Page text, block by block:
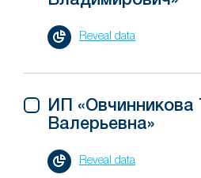
Reveal data
ИП «Овчинникова
Валерьевна»
Reveal data